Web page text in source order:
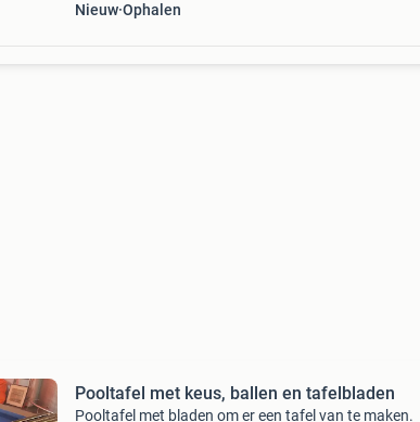
Nieuw Ophalen
Pooltafel met keus, ballen en tafelbladen
Pooltafel met bladen om er een tafel van te maken.